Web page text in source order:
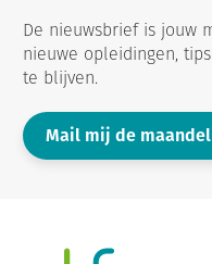
De nieuwsbrief is jouw
nieuwe opleidingen,
te blijven.
Mail mij de